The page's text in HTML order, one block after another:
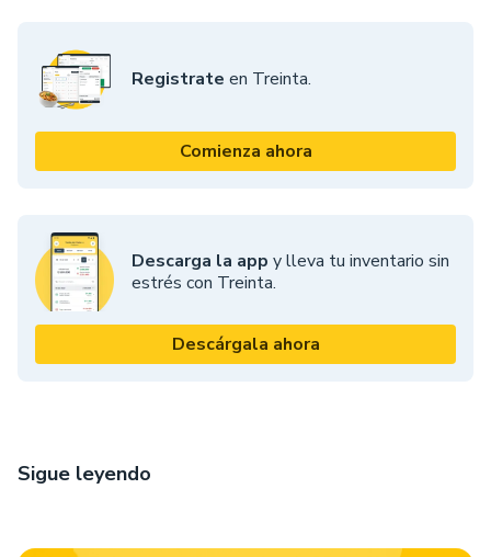
Registrate en Treinta.
Comienza ahora
Descarga la app y lleva tu inventario sin
estrés con Treinta.
Descárgala ahora
Sigue leyendo